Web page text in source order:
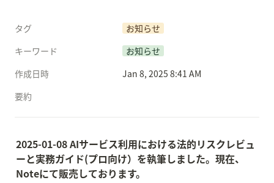
タグ
お知らせ
キーワード
お知らせ
作成日時
Jan 8, 2025 8:41 AM
要約
2025-01-08 AIサービス利用における法的リスクレビュ
ーと実務ガイド(プロ向け）を執筆しました。現在、
Noteにて販売しております。